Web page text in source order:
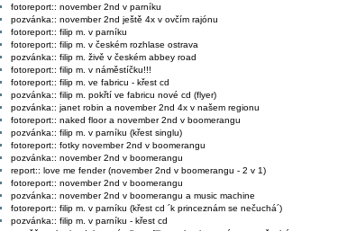
fotoreport:: november 2nd v parníku
pozvánka:: november 2nd ještě 4x v ovčím rajónu
fotoreport:: filip m. v parníku
fotoreport:: filip m. v českém rozhlase ostrava
pozvánka:: filip m. živě v českém abbey road
fotoreport:: filip m. v náměstíčku!!!
fotoreport:: filip m. ve fabricu - křest cd
pozvánka:: filip m. pokřtí ve fabricu nové cd (flyer)
pozvánka:: janet robin a november 2nd 4x v našem regionu
fotoreport:: naked floor a november 2nd v boomerangu
pozvánka:: filip m. v parníku (křest singlu)
fotoreport:: fotky november 2nd v boomerangu
pozvánka:: november 2nd v boomerangu
report:: love me fender (november 2nd v boomerangu - 2 v 1)
fotoreport:: november 2nd v boomerangu
pozvánka:: november 2nd v boomerangu a music machine
fotoreport:: filip m. v parníku (křest cd ´k princeznám se nečuchá´)
pozvánka:: filip m. v parníku - křest cd